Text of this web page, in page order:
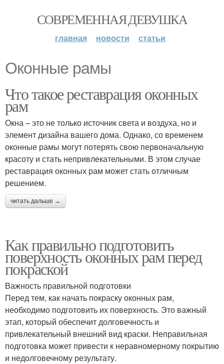
СОВРЕМЕННАЯ ДЕВУШКА
главная новости статьи
Оконные рамы
Что такое реставрация оконных
рам
Окна – это не только источник света и воздуха, но и
элемент дизайна вашего дома. Однако, со временем
оконные рамы могут потерять свою первоначальную
красоту и стать непривлекательными. В этом случае
реставрация оконных рам может стать отличным
решением.
читать дальше →
Как правильно подготовить
поверхность оконных рам перед
покраской
Важность правильной подготовки
Перед тем, как начать покраску оконных рам,
необходимо подготовить их поверхность. Это важный
этап, который обеспечит долговечность и
привлекательный внешний вид краски. Неправильная
подготовка может привести к неравномерному покрытию
и недолговечному результату.